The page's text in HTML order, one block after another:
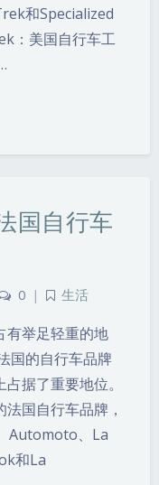
和Specialized
：美国自行车工
国自行车
0 | 生活
有举足轻重的地
国的自行车品牌
据了重要地位。
国自行车品牌，
Automoto、La
和La